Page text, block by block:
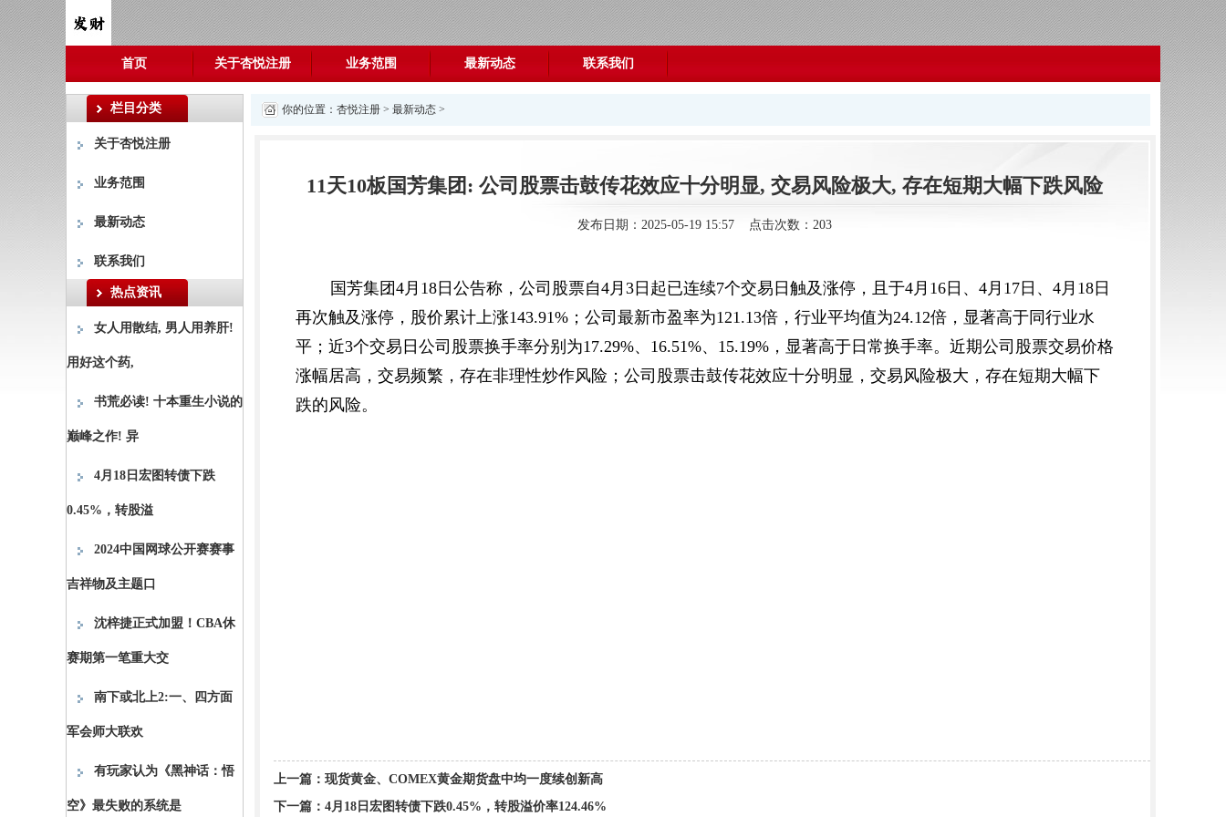
首页 关于杏悦注册 业务范围 最新动态 联系我们
栏目分类
关于杏悦注册
业务范围
最新动态
联系我们
热点资讯
女人用散结, 男人用养肝!
用好这个药,
书荒必读! 十本重生小说的
巅峰之作! 异
4月18日宏图转债下跌
0.45%，转股溢
2024中国网球公开赛赛事
吉祥物及主题口
沈梓捷正式加盟！CBA休
赛期第一笔重大交
南下或北上2:一、四方面
军会师大联欢
有玩家认为《黑神话：悟
空》最失败的系统是
你的位置： 杏悦注册 > 最新动态 >
11天10板国芳集团: 公司股票击鼓传花效应十分明显, 交易风险极大, 存在短期大幅下跌风险
发布日期：2025-05-19 15:57 点击次数：203
国芳集团4月18日公告称，公司股票自4月3日起已连续7个交易日触及涨停，且于4月16日、4月17日、4月18日
再次触及涨停，股价累计上涨143.91%；公司最新市盈率为121.13倍，行业平均值为24.12倍，显著高于同行业水
平；近3个交易日公司股票换手率分别为17.29%、16.51%、15.19%，显著高于日常换手率。近期公司股票交易价格
涨幅居高，交易频繁，存在非理性炒作风险；公司股票击鼓传花效应十分明显，交易风险极大，存在短期大幅下
跌的风险。
上一篇： 现货黄金、COMEX黄金期货盘中均一度续创新高
下一篇： 4月18日宏图转债下跌0.45%，转股溢价率124.46%